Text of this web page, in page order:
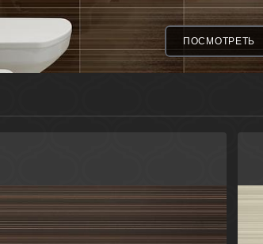
ПОСМОТРЕТЬ
Коричневый
Россия